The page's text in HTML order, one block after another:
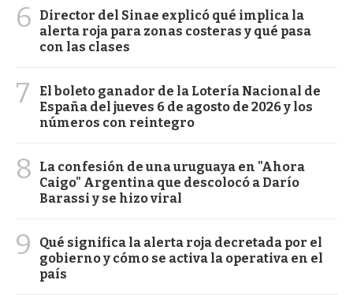
6
Director del Sinae explicó qué implica la
alerta roja para zonas costeras y qué pasa
con las clases
7
El boleto ganador de la Lotería Nacional de
España del jueves 6 de agosto de 2026 y los
números con reintegro
8
La confesión de una uruguaya en "Ahora
Caigo" Argentina que descolocó a Darío
Barassi y se hizo viral
9
Qué significa la alerta roja decretada por el
gobierno y cómo se activa la operativa en el
país